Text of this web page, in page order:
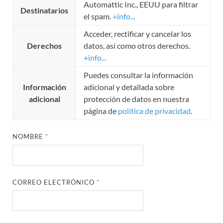
Destinatarios
Automattic Inc., EEUU para filtrar
el spam.+info...
Derechos
Acceder, rectificar y cancelar los
datos, así como otros derechos.
+info...
Información
adicional
Puedes consultar la información
adicional y detallada sobre
protección de datos en nuestra
página de política de privacidad.
NOMBRE *
CORREO ELECTRÓNICO *